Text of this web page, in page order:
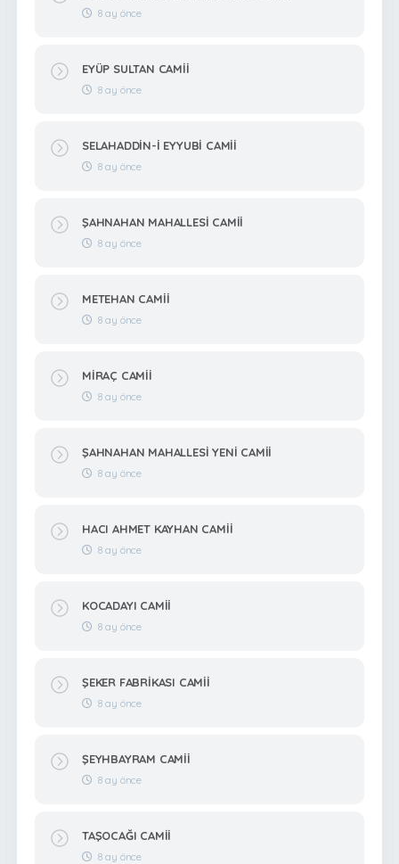
8 ay önce
EYÜP SULTAN CAMİİ
8 ay önce
SELAHADDİN-İ EYYUBİ CAMİİ
8 ay önce
ŞAHNAHAN MAHALLESİ CAMİİ
8 ay önce
METEHAN CAMİİ
8 ay önce
MİRAÇ CAMİİ
8 ay önce
ŞAHNAHAN MAHALLESİ YENİ CAMİİ
8 ay önce
HACI AHMET KAYHAN CAMİİ
8 ay önce
KOCADAYI CAMİİ
8 ay önce
ŞEKER FABRİKASI CAMİİ
8 ay önce
ŞEYHBAYRAM CAMİİ
8 ay önce
TAŞOCAĞI CAMİİ
8 ay önce